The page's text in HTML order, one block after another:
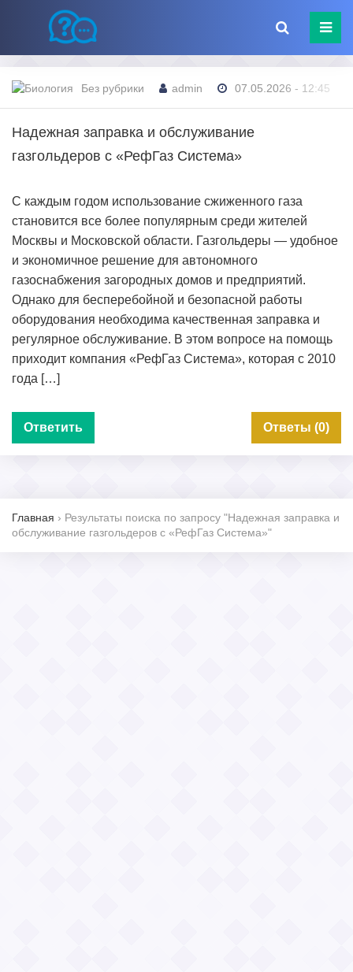
Без рубрики admin 07.05.2026 - 12:45
Надежная заправка и обслуживание
газгольдеров с «РефГаз Система»
С каждым годом использование сжиженного газа
становится все более популярным среди жителей
Москвы и Московской области. Газгольдеры — удобное
и экономичное решение для автономного
газоснабжения загородных домов и предприятий.
Однако для бесперебойной и безопасной работы
оборудования необходима качественная заправка и
регулярное обслуживание. В этом вопросе на помощь
приходит компания «РефГаз Система», которая с 2010
года […]
Ответить Ответы (0)
Главная › Результаты поиска по запросу "Надежная заправка и
обслуживание газгольдеров с «РефГаз Система»"